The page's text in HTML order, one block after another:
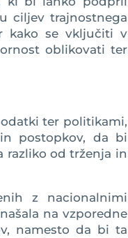
ciljev trajnostnega
kako se vključiti v
oblikovati ter
ter politikami,
postopkov, da bi
razliko od trženja in
z nacionalnimi
na vzporedne
namesto da bi ta